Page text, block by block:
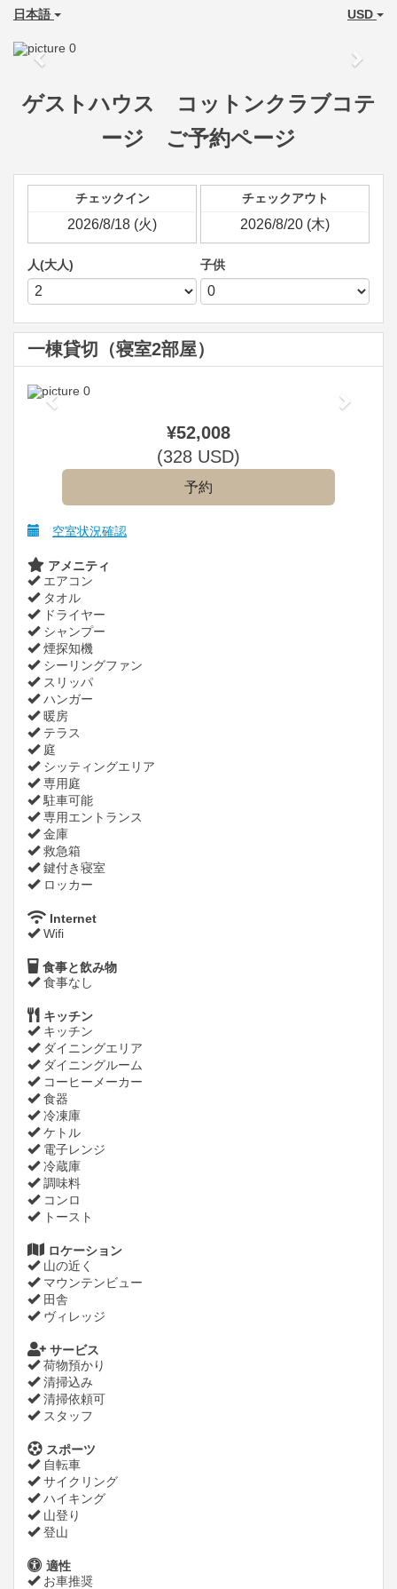
日本語 USD
Previous Next
ゲストハウス コットンクラブコテ
ージ ご予約ページ
チェックイン チェックアウト
人(大人) 子供
一棟貸切（寝室2部屋）
Previous
Next
¥52,008
(328 USD)
空室状況確認
アメニティ
エアコン
タオル
ドライヤー
シャンプー
煙探知機
シーリングファン
スリッパ
ハンガー
暖房
テラス
庭
シッティングエリア
専用庭
駐車可能
専用エントランス
金庫
救急箱
鍵付き寝室
ロッカー
Internet
Wifi
食事と飲み物
食事なし
キッチン
キッチン
ダイニングエリア
ダイニングルーム
コーヒーメーカー
食器
冷凍庫
ケトル
電子レンジ
冷蔵庫
調味料
コンロ
トースト
ロケーション
山の近く
マウンテンビュー
田舎
ヴィレッジ
サービス
荷物預かり
清掃込み
清掃依頼可
スタッフ
スポーツ
自転車
サイクリング
ハイキング
山登り
登山
適性
お車推奨